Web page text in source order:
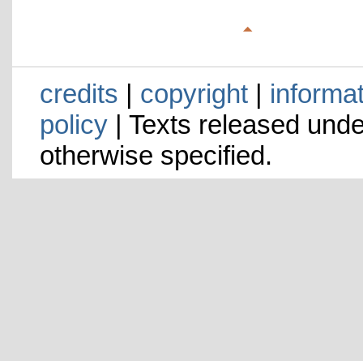
credits | copyright|
policy| Texts released
otherwise specified.